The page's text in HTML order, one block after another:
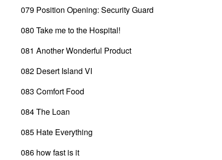
079 Position Opening: Security Guard
080 Take me to the Hospital!
081 Another Wonderful Product
082 Desert Island VI
083 Comfort Food
084 The Loan
085 Hate Everything
086 how fast is it